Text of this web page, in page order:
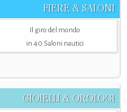
FIERE & SALONI
Il giro del mondo
in 40 Saloni nautici
GIOIELLI & OROLOGI